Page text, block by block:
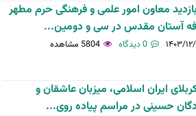
معاون امور علمی و فرهنگی حرم مطهر
آستان مقدس در سی و دومین...
۱۲/۲۹ 0 دیدگاه 5804 مشاهده
ایران اسلامی، میزبان عاشقان و
حسینی در مراسم پیاده روی...